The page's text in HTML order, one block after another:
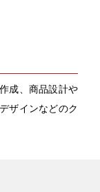
成、商品設計や
ザインなどのク